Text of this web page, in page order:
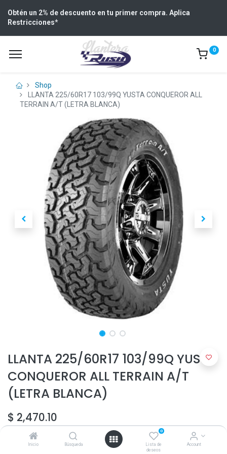
Inicio Búsqueda
0
Lista de
deseos
Account
Obtén un 2% de descuento en tu primer compra. Aplica
Restricciones*
0
Shop
LLANTA 225/60R17 103/99Q YUSTA CONQUEROR ALL
TERRAIN A/T (LETRA BLANCA)
LLANTA 225/60R17 103/99Q YUSTA
CONQUEROR ALL TERRAIN A/T
(LETRA BLANCA)
$ 2,470.10